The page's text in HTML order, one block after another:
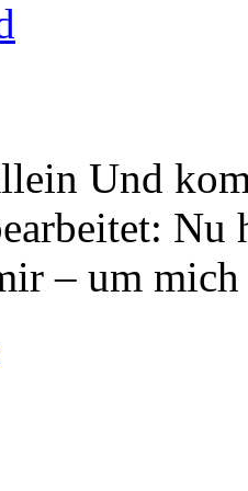
Und
Nu
– um